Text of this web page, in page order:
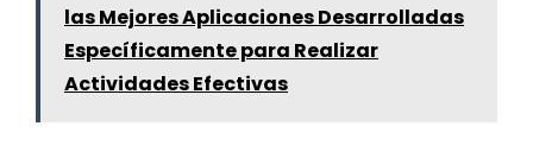
las Mejores Aplicaciones Desarrolladas
Específicamente para Realizar
Actividades Efectivas